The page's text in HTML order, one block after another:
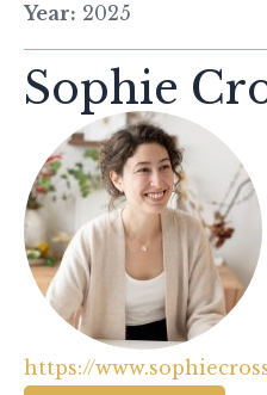
Year: 2025
Sophie
https://